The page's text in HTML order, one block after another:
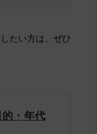
たい方は、ぜひ
・年代